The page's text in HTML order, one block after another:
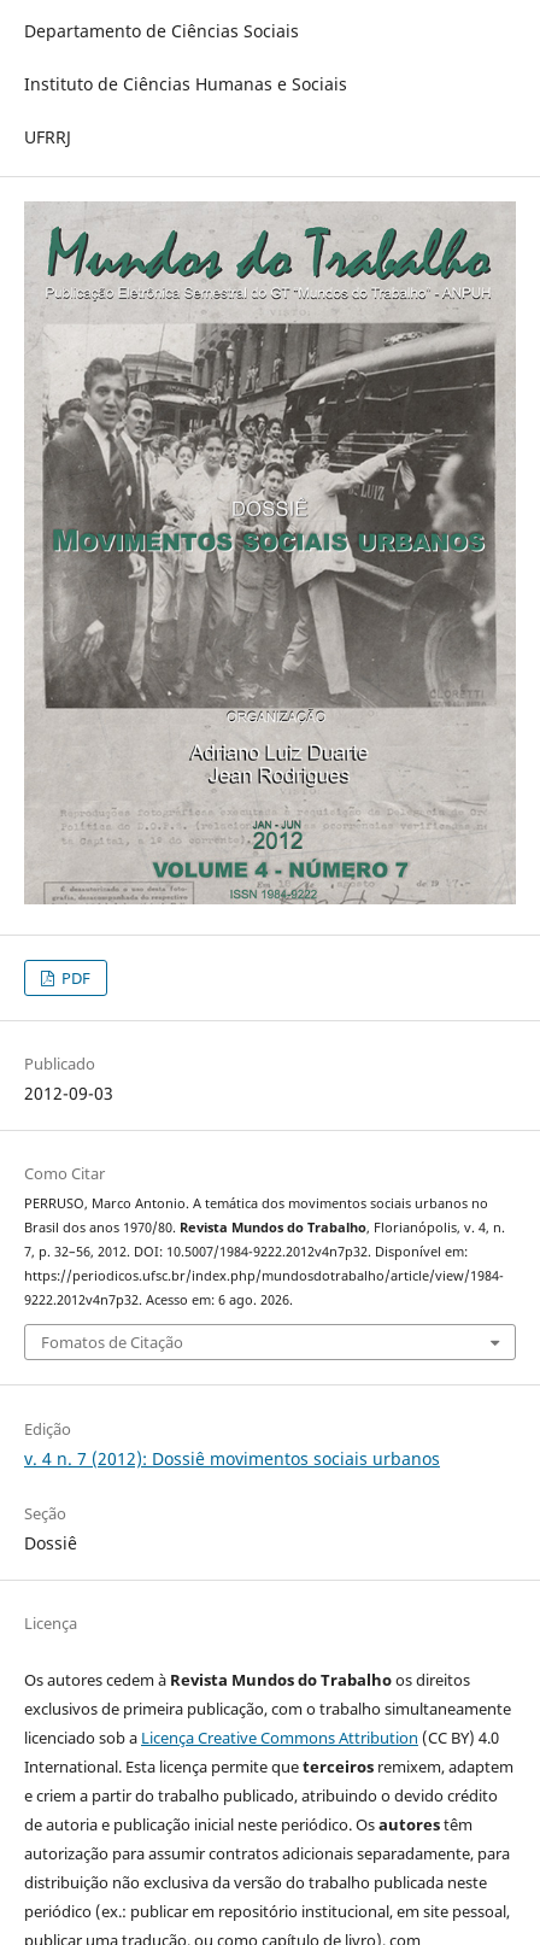
Departamento de Ciências Sociais
Instituto de Ciências Humanas e Sociais
UFRRJ
PDF
Publicado
2012-09-03
Como Citar
PERRUSO, Marco Antonio. A temática dos movimentos sociais urbanos no
Brasil dos anos 1970/80. Revista Mundos do Trabalho, Florianópolis, v. 4, n.
7, p. 32–56, 2012. DOI: 10.5007/1984-9222.2012v4n7p32. Disponível em:
https://periodicos.ufsc.br/index.php/mundosdotrabalho/article/view/1984-
9222.2012v4n7p32. Acesso em: 6 ago. 2026.
Fomatos de Citação
Edição
v. 4 n. 7 (2012): Dossiê movimentos sociais urbanos
Seção
Dossiê
Licença
Os autores cedem à Revista Mundos do Trabalhoos direitos
exclusivos de primeira publicação, com o trabalho simultaneamente
licenciado sob a Licença Creative Commons Attribution (CC BY) 4.0
International. Esta licença permite queterceirosremixem, adaptem
e criem a partir do trabalho publicado, atribuindo o devido crédito
de autoria e publicação inicial neste periódico. Osautorestêm
autorização para assumir contratos adicionais separadamente, para
distribuição não exclusiva da versão do trabalho publicada neste
periódico (ex.: publicar em repositório institucional, em site pessoal,
publicar uma tradução, ou como capítulo de livro), com